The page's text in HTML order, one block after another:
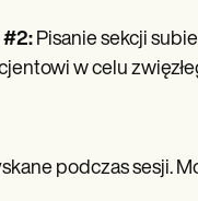
#2:Pisanie sekcji
w celu
podczas sesji.